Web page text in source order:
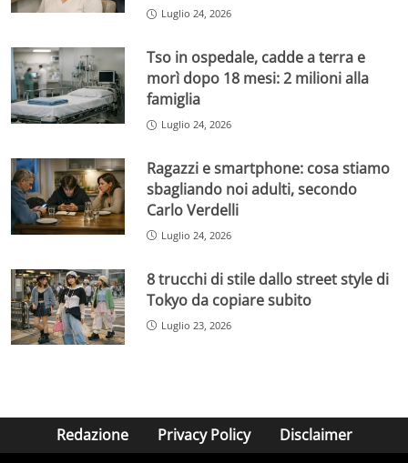
Luglio 24, 2026
Tso in ospedale, cadde a terra e
morì dopo 18 mesi: 2 milioni alla
famiglia
Luglio 24, 2026
Ragazzi e smartphone: cosa stiamo
sbagliando noi adulti, secondo
Carlo Verdelli
Luglio 24, 2026
8 trucchi di stile dallo street style di
Tokyo da copiare subito
Luglio 23, 2026
Redazione Privacy Policy Disclaimer